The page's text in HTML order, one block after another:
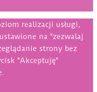
realizacji usługi,
na "zezwalaj
strony bez
"Akceptuję"